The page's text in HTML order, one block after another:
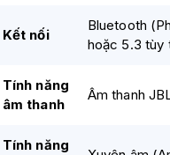
Kết nối
Bluetooth
hoặc 5.3 tùy
Tính năng
âm thanh
Âm thanh
Tính năng